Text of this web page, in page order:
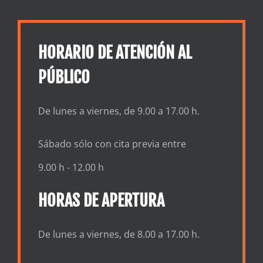
HORARIO DE ATENCIÓN AL
PÚBLICO
De lunes a viernes, de 9.00 a 17.00 h.
Sábado sólo con cita previa entre
9.00 h - 12.00 h
HORAS DE APERTURA
De lunes a viernes, de 8.00 a 17.00 h.